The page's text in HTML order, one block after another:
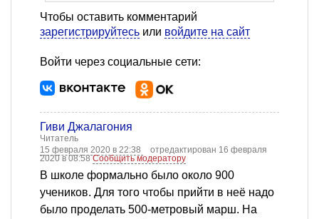
Чтобы оставить комментарий
зарегистрируйтесь или войдите на сайт
Войти через социальные сети:
Гиви Джалагония
Читатель
15 февраля 2020 в 22:38
отредактирован 16 февраля
2020 в 08:58Сообщить модератору
В школе формально было около 900
учеников. Для того чтобы прийти в неё надо
было проделать 500-метровый марш. На